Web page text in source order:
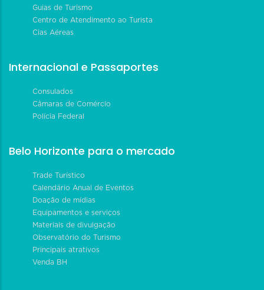
Guias de Turismo
Centro de Atendimento ao Turista
Cias Aéreas
Internacional e Passaportes
Consulados
Câmaras de Comércio
Polícia Federal
Belo Horizonte para o mercado
Trade Turístico
Calendário Anual de Eventos
Doação de mídias
Equipamentos e serviços
Materiais de divulgação
Observatório do Turismo
Principais atrativos
Venda BH